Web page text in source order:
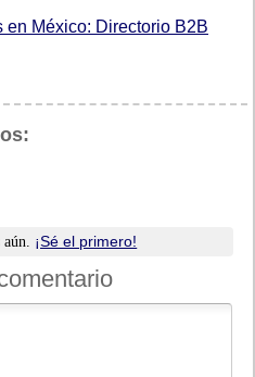
en México: Directorio B2B
¡Sé el primero!